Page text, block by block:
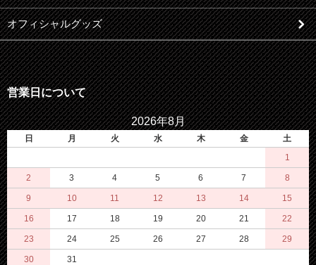
オフィシャルグッズ
営業日について
2026年8月
日 月 火 水 木 金
土
1
2 3 4 5 6 7 8
9 10 11 12 13 14 15
16 17 18 19 20 21 22
23 24 25 26 27 28 29
30 31